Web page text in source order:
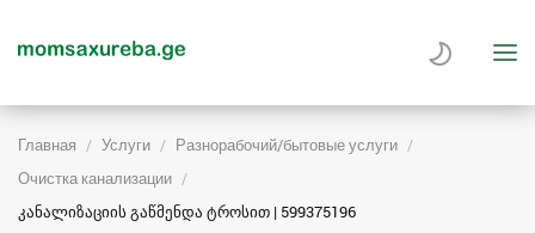
Главная Услуги
Разнорабочий/бытовые услуги
Очистка канализации
კანალიზაციის გაწმენდა ტროსით | 599375196